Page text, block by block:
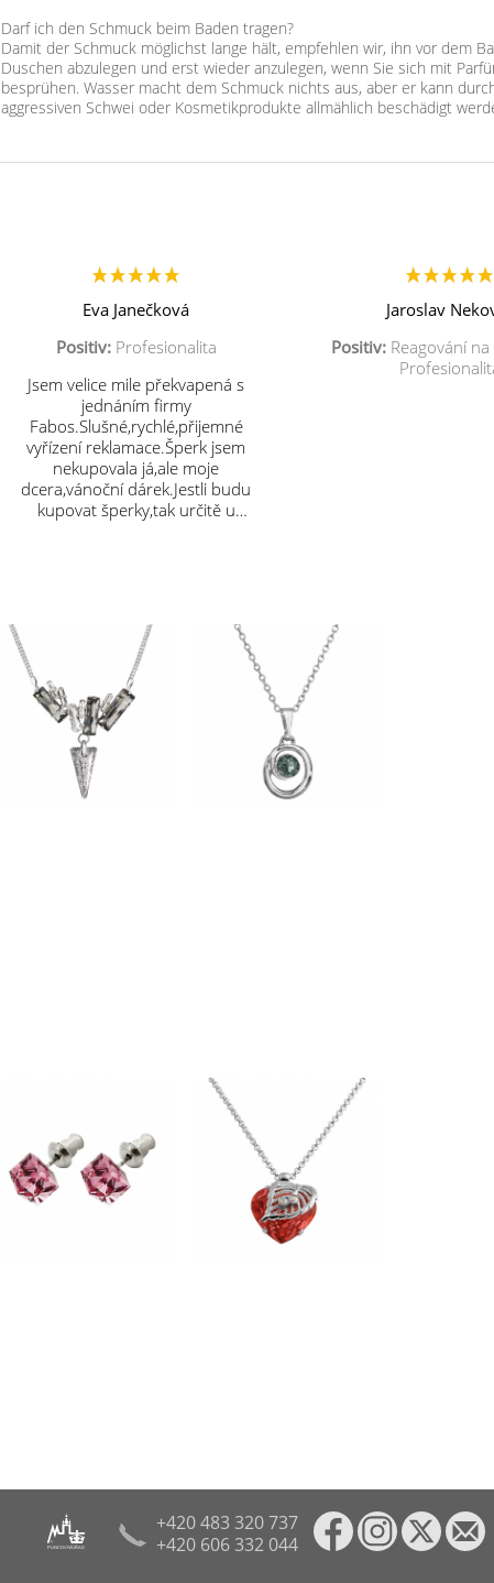
Darf ich den Schmuck beim Baden tragen?
Damit der Schmuck möglichst lange hält, empfehlen wir, ihn vor dem
Duschen abzulegen und erst wieder anzulegen, wenn Sie sich mit
besprühen. Wasser macht dem Schmuck nichts aus, aber er kann
aggressiven Schwei oder Kosmetikprodukte allmählich beschädigt
Eva Janečková
Positiv:Profesionalita
Jsem velice mile překvapená s
jednáním firmy
Fabos.Slušné,rychlé,přijemné
vyřízení reklamace.Šperk jsem
nekupovala já,ale moje
dcera,vánoční dárek.Jestli budu
kupovat šperky,tak určitě u
Jaroslav
Positiv:Reagování
PUNCOVNÍ ÚŘAD
+420 483 320 737
+420 606 332 044